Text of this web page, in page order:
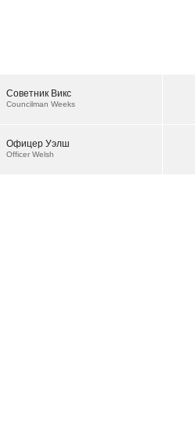
Советник Викс
Councilman Weeks
Офицер Уэлш
Officer Welsh